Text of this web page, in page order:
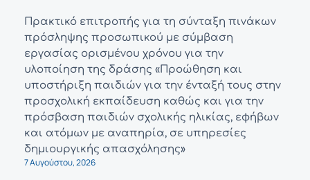
Πρακτικό επιτροπής για τη σύνταξη πινάκων
πρόσληψης προσωπικού με σύμβαση
εργασίας ορισμένου χρόνου για την
υλοποίηση της δράσης «Προώθηση και
υποστήριξη παιδιών για την ένταξή τους στην
προσχολική εκπαίδευση καθώς και για την
πρόσβαση παιδιών σχολικής ηλικίας, εφήβων
και ατόμων με αναπηρία, σε υπηρεσίες
δημιουργικής απασχόλησης»
7 Αυγούστου, 2026